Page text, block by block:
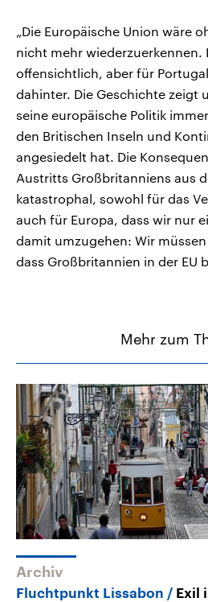
„Die Europäische Union wäre
nicht mehr wiederzuerkennen.
offensichtlich, aber für
dahinter. Die Geschichte zeigt
seine europäische Politik
den Britischen Inseln und
angesiedelt hat. Die
Austritts Großbritanniens aus
katastrophal, sowohl für das
auch für Europa, dass wir nur
damit umzugehen: Wir
dass Großbritannien in der EU
Mehr zum
Archiv
Fluchtpunkt Lissabon
Exil